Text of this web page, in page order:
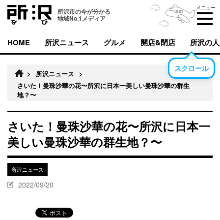
所沢市の今が分かる
地域No.1メディア
メニュー
HOME 所沢ニュース グルメ 開店&閉店 所沢の人
スクロール
> 所沢ニュース
>
さいた！曼珠沙華の花〜所沢に日本一美しい曼珠沙華の群生
地？〜
さいた！曼珠沙華の花〜所沢に日本一
美しい曼珠沙華の群生地？〜
所沢ニュース
2022/09/20